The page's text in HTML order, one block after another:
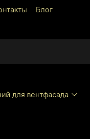
Блог
для вентфасада